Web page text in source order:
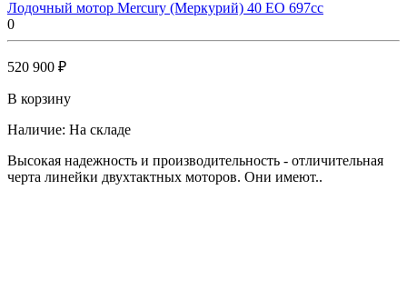
Лодочный мотор Mercury (Меркурий) 40 EO 697cc
0
520 900 ₽
В корзину
Наличие: На складе
Высокая надежность и производительность - отличительная
черта линейки двухтактных моторов. Они имеют..